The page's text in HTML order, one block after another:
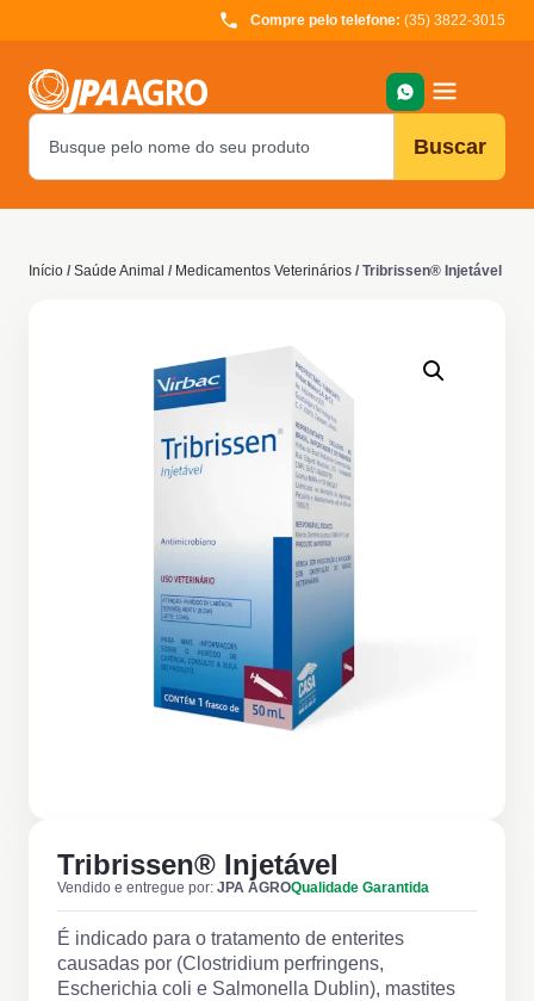
Compre pelo telefone: (35) 3822-3015
Buscar
Início / Saúde Animal / Medicamentos Veterinários / Tribrissen® Injetável
Tribrissen® Injetável
Vendido e entregue por: JPA AGROQualidade Garantida
É indicado para o tratamento de enterites
causadas por (Clostridium perfringens,
Escherichia coli e Salmonella Dublin), mastites